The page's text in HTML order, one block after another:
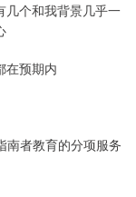
几个和我背景几乎一
在预期内
南者教育的分项服务